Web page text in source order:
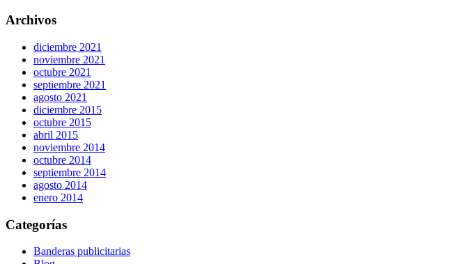
Archivos
diciembre 2021
noviembre 2021
octubre 2021
septiembre 2021
agosto 2021
diciembre 2015
octubre 2015
abril 2015
noviembre 2014
octubre 2014
septiembre 2014
agosto 2014
enero 2014
Categorías
Banderas publicitarias